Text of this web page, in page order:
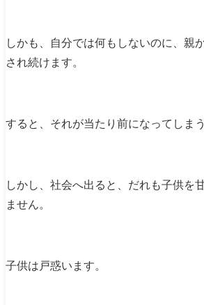
しかも、自分では何もしないのに、親
され続けます。
すると、それが当たり前になってしま
しかし、社会へ出ると、だれも子供を
ません。
子供は戸惑います。